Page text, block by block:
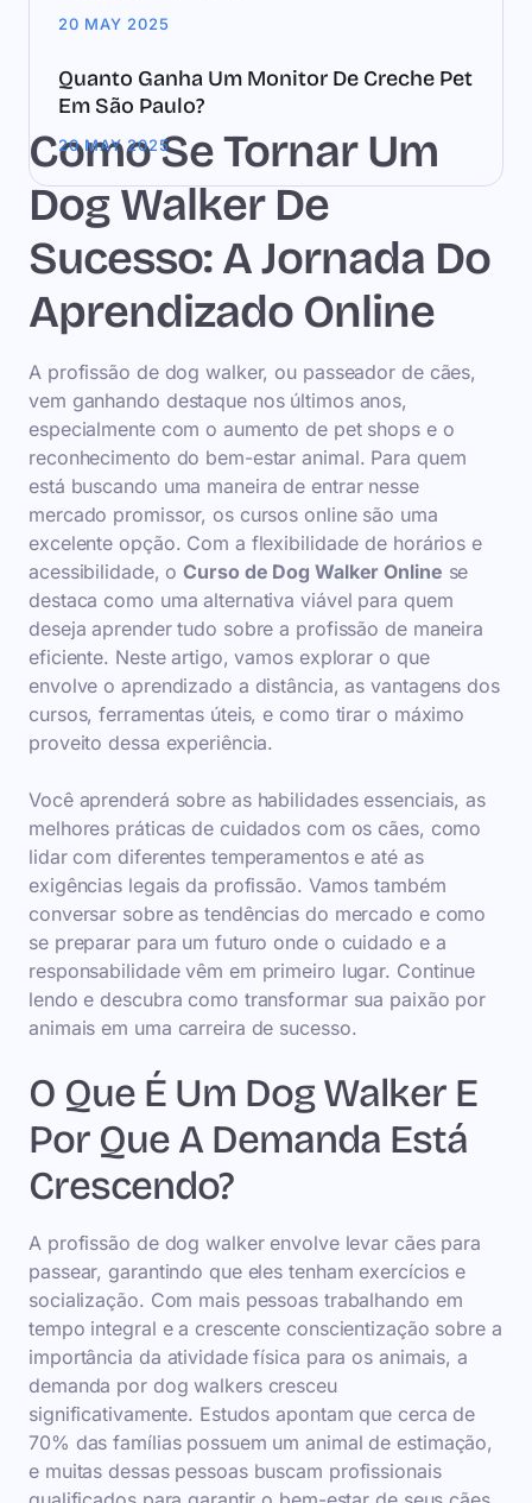
Como Se Tornar Um
Dog Walker De
Sucesso: A Jornada Do
Aprendizado Online
A profissão de dog walker, ou passeador de cães,
vem ganhando destaque nos últimos anos,
especialmente com o aumento de pet shops e o
reconhecimento do bem-estar animal. Para quem
está buscando uma maneira de entrar nesse
mercado promissor, os cursos online são uma
excelente opção. Com a flexibilidade de horários e
acessibilidade, oCurso de Dog Walker Online se
destaca como uma alternativa viável para quem
deseja aprender tudo sobre a profissão de maneira
eficiente. Neste artigo, vamos explorar o que
envolve o aprendizado a distância, as vantagens dos
cursos, ferramentas úteis, e como tirar o máximo
proveito dessa experiência.
Você aprenderá sobre as habilidades essenciais, as
melhores práticas de cuidados com os cães, como
lidar com diferentes temperamentos e até as
exigências legais da profissão. Vamos também
conversar sobre as tendências do mercado e como
se preparar para um futuro onde o cuidado e a
responsabilidade vêm em primeiro lugar. Continue
lendo e descubra como transformar sua paixão por
animais em uma carreira de sucesso.
O Que É Um Dog Walker E
Por Que A Demanda Está
Crescendo?
A profissão de dog walker envolve levar cães para
passear, garantindo que eles tenham exercícios e
socialização. Com mais pessoas trabalhando em
tempo integral e a crescente conscientização sobre a
importância da atividade física para os animais, a
demanda por dog walkers cresceu
significativamente. Estudos apontam que cerca de
70% das famílias possuem um animal de estimação,
e muitas dessas pessoas buscam profissionais
20 MAY 2025
Quanto Ganha Um Monitor De Creche Pet
Em São Paulo?
20 MAY 2025